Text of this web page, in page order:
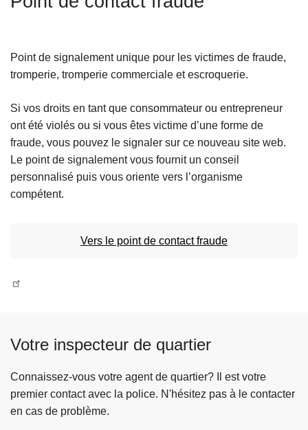
Point de signalement unique pour les victimes de fraude,
tromperie, tromperie commerciale et escroquerie.
Si vos droits en tant que consommateur ou entrepreneur
ont été violés ou si vous êtes victime d’une forme de
fraude, vous pouvez le signaler sur ce nouveau site web.
Le point de signalement vous fournit un conseil
personnalisé puis vous oriente vers l’organisme
compétent.
Vers le point de contact fraude
Votre inspecteur de quartier
Connaissez-vous votre agent de quartier? Il est votre
premier contact avec la police. N'hésitez pas à le contacter
en cas de problème.